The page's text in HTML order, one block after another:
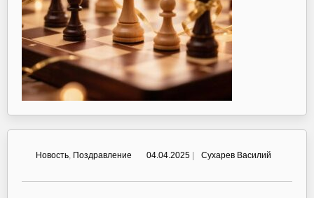
Новость, Поздравление 04.04.2025 Сухарев Василий